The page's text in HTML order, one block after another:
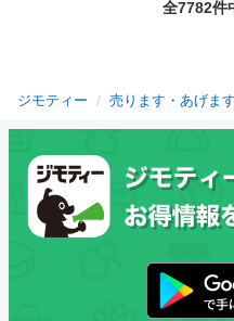
全7782件
ジモティー 売ります・あげます